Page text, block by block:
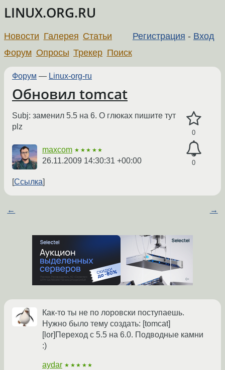
LINUX.ORG.RU
Регистрация - Вход
Новости Галерея Статьи
Форум Опросы Трекер Поиск
Форум — Linux-org-ru
Обновил tomcat
0
0
Subj: заменил 5.5 на 6. О глюках пишите тут
plz
maxcom ★★★★★
26.11.2009 14:30:31 +00:00
Ссылка
← →
Как-то ты не по лоровски поступаешь.
Нужно было тему создать: [tomcat]
[lor]Переход с 5.5 на 6.0. Подводные камни
:)
aydar ★★★★★